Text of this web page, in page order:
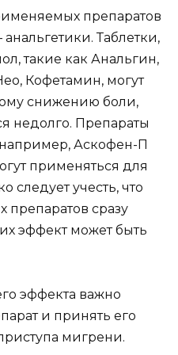
препаратов
Таблетки,
такие как Анальгин,
Кофетамин, могут
снижению боли,
недолго. Препараты
Аскофен-П
применяться для
следует учесть, что
препаратов сразу
эффект может быть
эффекта важно
и принять его
мигрени.